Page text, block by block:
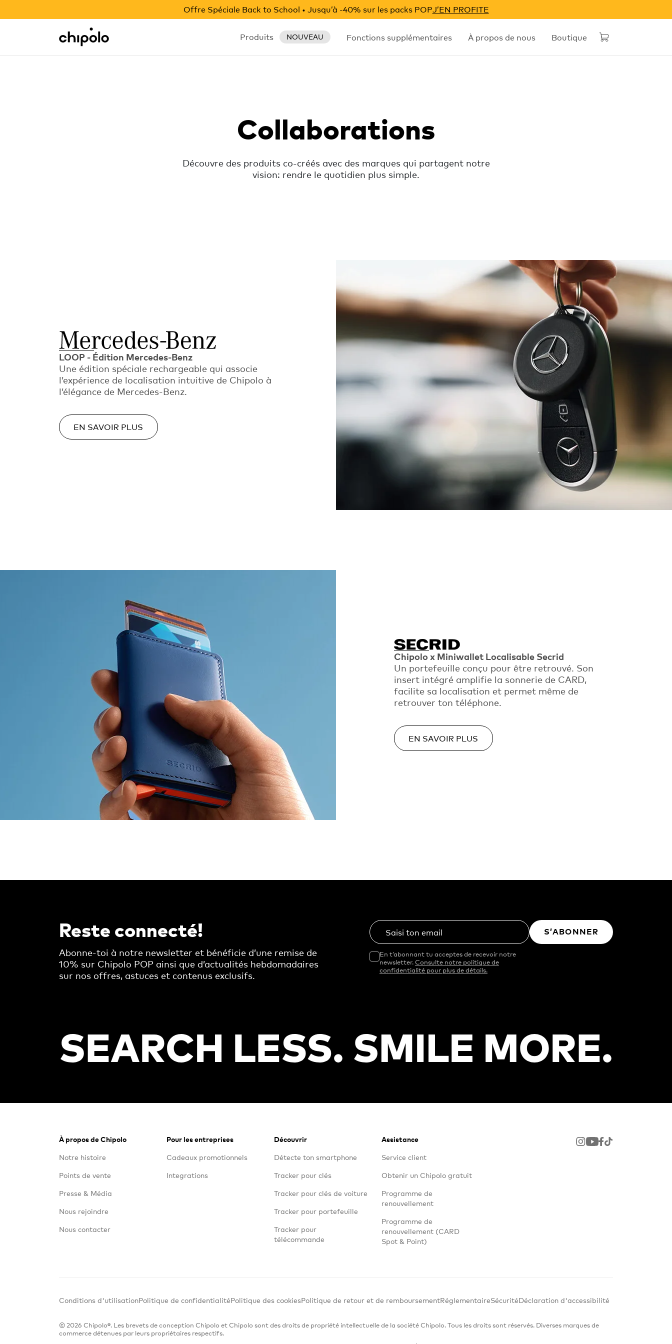
Offre Spéciale Back to School • Jusqu’à -40% sur les packs POPJ’EN PROFITE
Chipolo - Home page Produits NOUVEAU Fonctions supplémentaires À propos de nous Boutique
Integrations
Collaborations
Découvre des produits co-créés avec des marques qui partagent notre
vision: rendre le quotidien plus simple.
LOOP - Édition Mercedes-Benz
Une édition spéciale rechargeable qui associe
l’expérience de localisation intuitive de Chipolo à
l’élégance de Mercedes-Benz.
EN SAVOIR PLUS
Chipolo x Miniwallet Localisable Secrid
Un portefeuille conçu pour être retrouvé. Son
insert intégré amplifie la sonnerie de CARD,
facilite sa localisation et permet même de
retrouver ton téléphone.
EN SAVOIR PLUS
Reste connecté!
Abonne-toi à notre newsletter et bénéficie d’une remise de
10% sur Chipolo POP ainsi que d’actualités hebdomadaires
sur nos offres, astuces et contenus exclusifs.
Saisi ton email S’ABONNER
En t’abonnant tu acceptes de recevoir notre
newsletter.Consulte notre politique de
confidentialité pour plus de détails.
À propos de Chipolo
Notre histoire
Points de vente
Presse & Média
Nous rejoindre
Nous contacter
Pour les entreprises
Cadeaux promotionnels
Integrations
Découvrir
Détecte ton smartphone
Tracker pour clés
Tracker pour clés de voiture
Tracker pour portefeuille
Tracker pour
télécommande
Assistance
Service client
Obtenir un Chipolo gratuit
Programme de
renouvellement
Programme de
renouvellement (CARD
Spot & Point)
Instagram
YoutubeFacebook
TikTok
Conditions d'utilisationPolitique de confidentialitéPolitique des cookiesPolitique de retour et de remboursementRéglementaireSécuritéDéclaration d'accessibilité
© 2026 Chipolo®. Les brevets de conception Chipolo et Chipolo sont des droits de propriété intellectuelle de la société Chipolo. Tous les droits sont réservés. Diverses marques de
commerce détenues par leurs propriétaires respectifs.